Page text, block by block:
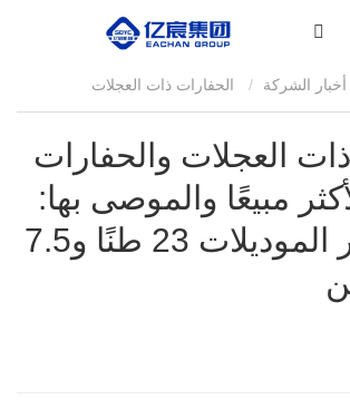
أخبار الشركة الحفارات ذات العجلات
العجلات والحفارات
مبيعًا والموصى بها:
دليل اختيار الموديلات 23 طنًا و7.5